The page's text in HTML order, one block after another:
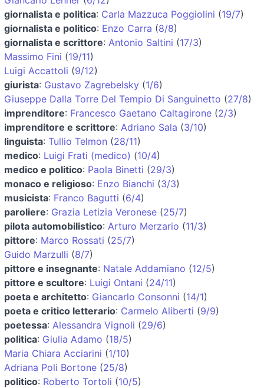
giornalista e politica: Carla Mazzuca Poggiolini (19/7)
giornalista e politico: Enzo Carra (8/8)
giornalista e scrittore: Antonio Saltini (17/3)
Massimo Fini (19/11)
Luigi Accattoli (9/12)
giurista: Gustavo Zagrebelsky (1/6)
Giuseppe Dalla Torre Del Tempio Di Sanguinetto (27/8)
imprenditore: Francesco Gaetano Caltagirone (2/3)
imprenditore e scrittore: Adriano Sala (3/10)
linguista: Tullio Telmon (28/11)
medico: Luigi Frati (medico) (10/4)
medico e politico: Paola Binetti (29/3)
monaco e religioso: Enzo Bianchi (3/3)
musicista: Franco Bagutti (6/4)
paroliere: Grazia Letizia Veronese (25/7)
pilota automobilistico: Arturo Merzario (11/3)
pittore: Marco Rossati (25/7)
Guido Marzulli (8/7)
pittore e insegnante: Natale Addamiano (12/5)
pittore e scultore: Luigi Ontani (24/11)
poeta e architetto: Giancarlo Consonni (14/1)
poeta e critico letterario: Carmelo Aliberti (9/9)
poetessa: Alessandra Vignoli (29/6)
politica: Giulia Adamo (18/5)
Maria Chiara Acciarini (1/10)
Adriana Poli Bortone (25/8)
politico: Roberto Tortoli (10/5)